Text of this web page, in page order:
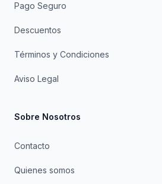
Pago Seguro
Descuentos
Términos y Condiciones
Aviso Legal
Sobre Nosotros
Contacto
Quienes somos